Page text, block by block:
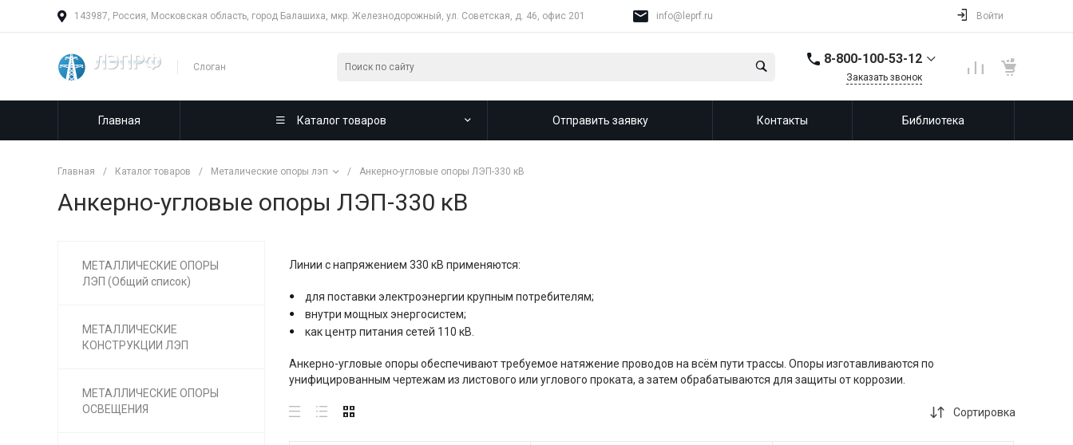
143987, Россия, Московская область, город Балашиха, мкр. Железнодорожный, ул. Советская, д. 46, офис 201 info@leprf.ru Войти
Слоган
8-800-100-53-12
Заказать звонок
Главная Каталог товаров Отправить заявку Контакты Библиотека
Главная / Каталог товаров / Металические опоры лэп / Анкерно-угловые опоры ЛЭП-330 кВ
Анкерно-угловые опоры ЛЭП-330 кВ
МЕТАЛЛИЧЕСКИЕ ОПОРЫ
ЛЭП (Общий список)
МЕТАЛЛИЧЕСКИЕ
КОНСТРУКЦИИ ЛЭП
МЕТАЛЛИЧЕСКИЕ ОПОРЫ
ОСВЕЩЕНИЯ
Линии с напряжением 330 кВ применяются:
для поставки электроэнергии крупным потребителям;
внутри мощных энергосистем;
как центр питания сетей 110 кВ.
Анкерно-угловые опоры обеспечивают требуемое натяжение проводов на всём пути трассы. Опоры изготавливаются по
унифицированным чертежам из листового или углового проката, а затем обрабатываются для защиты от коррозии.
Сортировка